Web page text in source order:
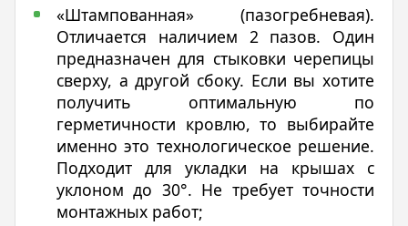
«Штампованная» (пазогребневая).
Отличается наличием 2 пазов. Один
предназначен для стыковки черепицы
сверху, а другой сбоку. Если вы хотите
получить оптимальную по
герметичности кровлю, то выбирайте
именно это технологическое решение.
Подходит для укладки на крышах с
уклоном до 30°. Не требует точности
монтажных работ;